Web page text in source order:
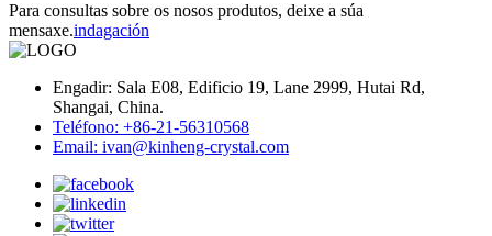
Para consultas sobre os nosos produtos, deixe a súa
mensaxe.indagación
Engadir: Sala E08, Edificio 19, Lane 2999, Hutai Rd,
Shangai, China.
Teléfono: +86-21-56310568
Email: ivan@kinheng-crystal.com